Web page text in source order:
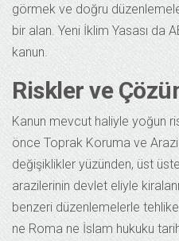
görmek ve doğru
bir alan. Yeni İklim Yasası da
kanun.
Riskler ve
Kanun mevcut haliyle yoğun
önce Toprak Koruma ve Arazi
değişiklikler yüzünden, üst
arazilerinin devlet eliyle
benzeri düzenlemelerle
ne Roma ne İslam hukuku